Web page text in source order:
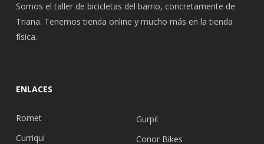
Somos el taller de bicicletas del barrio, concretamente de
Triana. Tenemos tienda online y mucho más en la tienda
física.
ENLACES
Romet
Curriqui
Gurpil
Conor Bikes